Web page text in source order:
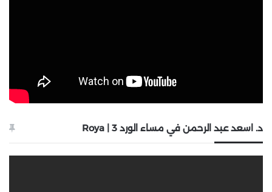
د. اسعد عبد الرحمن في مساء الورد 3 | Roya